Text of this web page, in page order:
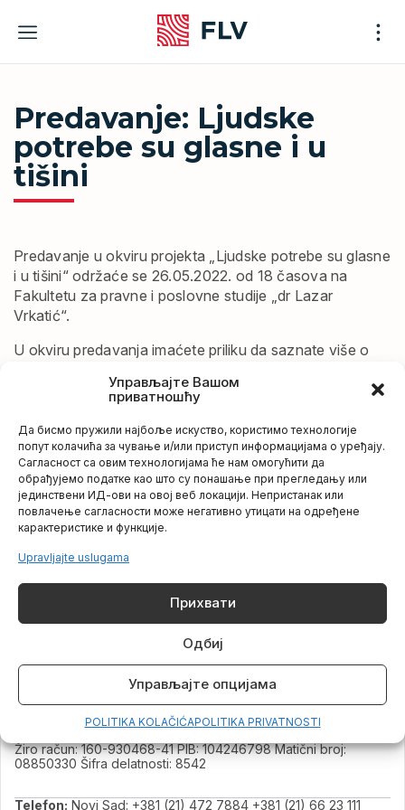
Управљајте Вашом
приватношћу
Да бисмо пружили најбоље искуство, користимо технологије
попут колачића за чување и/или приступ информацијама о уређају.
Сагласност са овим технологијама ће нам омогућити да
обрађујемо податке као што су понашање при прегледању или
јединствени ИД-ови на овој веб локацији. Непристанак или
повлачење сагласности може негативно утицати на одређене
карактеристике и функције.
Upravljajte uslugama
Прихвати
Одбиј
Управљајте опцијама
POLITIKA KOLAČIĆAPOLITIKA PRIVATNOSTI
content
Predavanje: Ljudske
potrebe su glasne i u
tišini
Predavanje u okviru projekta „Ljudske potrebe su glasne
i u tišini“ održaće se 26.05.2022. od 18 časova na
Fakultetu za pravne i poslovne studije „dr Lazar
Vrkatić“.
U okviru predavanja imaćete priliku da saznate više o
– jezik i specifičnosti kulture
– poslovni kontekst (zapošljavanje i rad gluvih/nagluvih
osoba u kolektivu)
– primere iz prakse
– praktične smernice i učenje osnovnih znakova za
komunikaciju
office@flv.edu.rs
Radno vremePonedeljak – Petak od 09:30 do 16:00
Žiro račun: 160-930468-41 PIB: 104246798 Matični broj:
08850330 Šifra delatnosti: 8542
Telefon: Novi Sad: +381 (21) 472 7884 +381 (21) 66 23 111